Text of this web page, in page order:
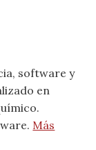
software y
en
Más